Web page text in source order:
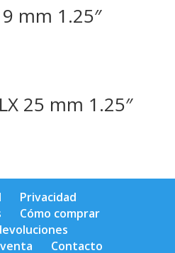
mm 1.25″
25 mm 1.25″
Privacidad
Cómo comprar
Contacto